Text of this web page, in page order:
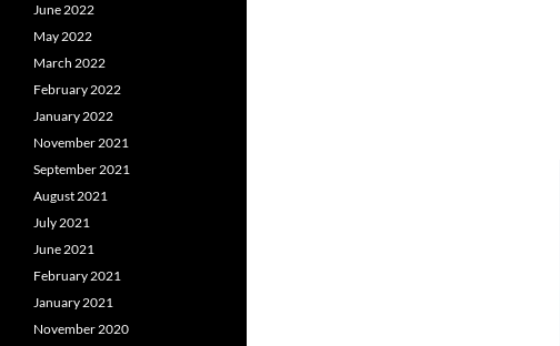
June 2022
May 2022
March 2022
February 2022
January 2022
November 2021
September 2021
August 2021
July 2021
June 2021
February 2021
January 2021
November 2020